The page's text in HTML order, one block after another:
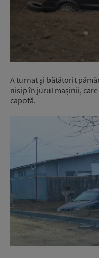
A turnat și bătătorit
nisip în jurul mașinii,
capotă.